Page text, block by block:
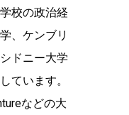
校の政治経
、ケンブリ
ドニー大学
ています。
などの大